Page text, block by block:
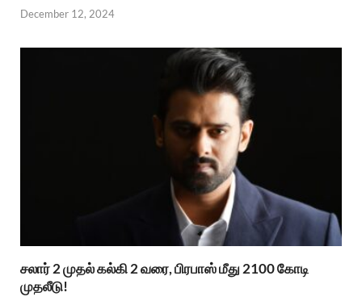
December 12, 2024
சலார் 2 முதல் கல்கி 2 வரை, பிரபாஸ் மீது 2100 கோடி
முதலீடு!